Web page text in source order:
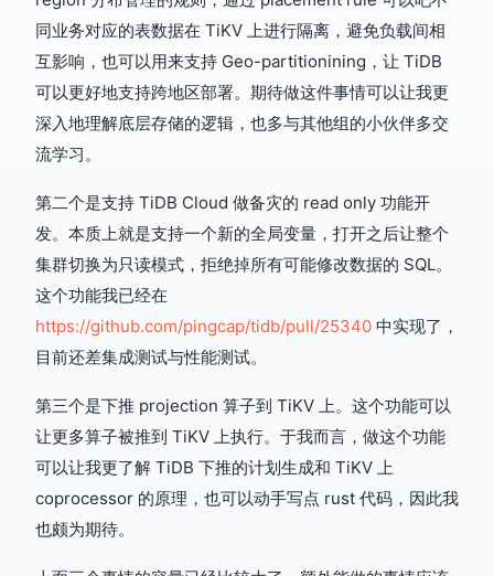
同业务对应的表数据在 TiKV 上进行隔离，避免负载间相
互影响，也可以用来支持 Geo-partitionining，让 TiDB
可以更好地支持跨地区部署。期待做这件事情可以让我更
深入地理解底层存储的逻辑，也多与其他组的小伙伴多交
流学习。
第二个是支持 TiDB Cloud 做备灾的 read only 功能开
发。本质上就是支持一个新的全局变量，打开之后让整个
集群切换为只读模式，拒绝掉所有可能修改数据的 SQL。
这个功能我已经在
https://github.com/pingcap/tidb/pull/25340 中实现了，
目前还差集成测试与性能测试。
第三个是下推 projection 算子到 TiKV 上。这个功能可以
让更多算子被推到 TiKV 上执行。于我而言，做这个功能
可以让我更了解 TiDB 下推的计划生成和 TiKV 上
coprocessor 的原理，也可以动手写点 rust 代码，因此我
也颇为期待。